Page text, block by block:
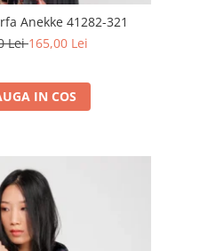
Anekke 41282-321
Lei165,00 Lei
IN COS